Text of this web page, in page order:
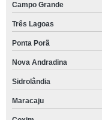
Campo Grande
Três Lagoas
Ponta Porã
Nova Andradina
Sidrolândia
Maracaju